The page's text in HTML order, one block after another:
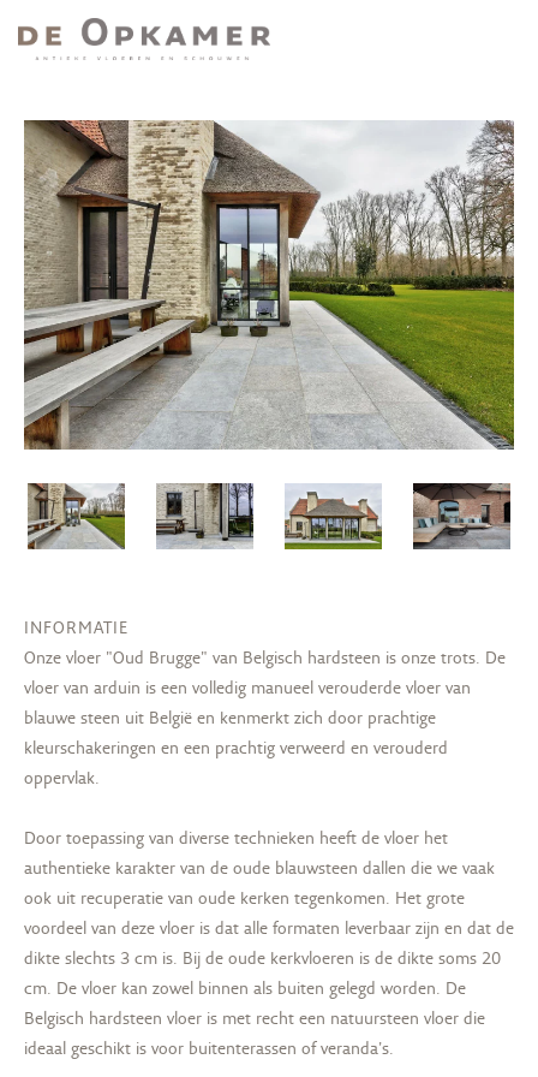
INFORMATIE
Onze vloer "Oud Brugge" van Belgisch hardsteen is onze trots. De
vloer van arduin is een volledig manueel verouderde vloer van
blauwe steen uit België en kenmerkt zich door prachtige
kleurschakeringen en een prachtig verweerd en verouderd
oppervlak.
Door toepassing van diverse technieken heeft de vloer het
authentieke karakter van de oude blauwsteen dallen die we vaak
ook uit recuperatie van oude kerken tegenkomen. Het grote
voordeel van deze vloer is dat alle formaten leverbaar zijn en dat de
dikte slechts 3 cm is. Bij de oude kerkvloeren is de dikte soms 20
cm. De vloer kan zowel binnen als buiten gelegd worden. De
Belgisch hardsteen vloer is met recht een natuursteen vloer die
ideaal geschikt is voor buitenterassen of veranda's.